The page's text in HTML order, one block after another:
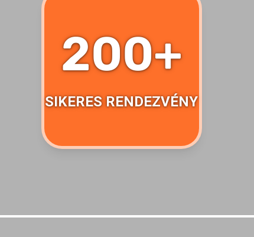
200+
SIKERES RENDEZVÉNY